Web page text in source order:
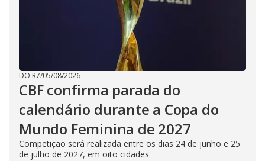
DO R7/05/08/2026
CBF confirma parada do
calendário durante a Copa do
Mundo Feminina de 2027
Competição será realizada entre os dias 24 de junho e 25
de julho de 2027, em oito cidades